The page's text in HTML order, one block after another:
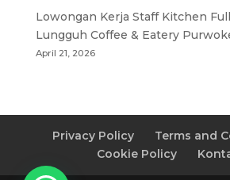
Lowongan Kerja Staff Kitchen
Lungguh Coffee & Eatery
April 21, 2026
Privacy Policy
Terms and
Cookie Policy